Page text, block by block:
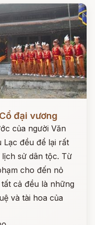
đại vương
của người Văn
Lạc đều để lại rất
sử dân tộc. Từ
cho đến nỏ
cả đều là những
và tài hoa của